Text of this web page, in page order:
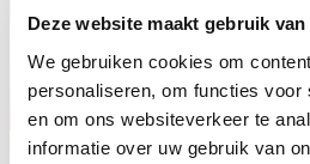
Deze website maakt gebruik
We gebruiken cookies om
personaliseren, om functies voor
en om ons websiteverkeer te
informatie over uw gebruik van